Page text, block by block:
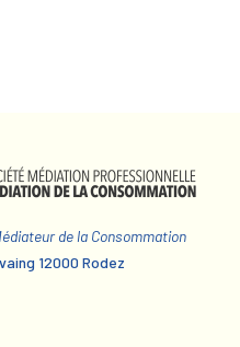
de la Consommation
12000 Rodez